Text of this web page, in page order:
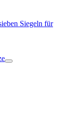
Siegeln für